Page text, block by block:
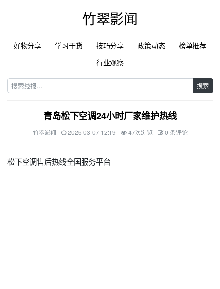
竹翠影闻
好物分享 学习干货 技巧分享 政策动态
榜单推荐
行业观察
搜索
青岛松下空调24小时厂家维护热线
竹翠影闻 2026-03-07 12:19 47次浏览 0 条评论
松下空调售后热线全国服务平台